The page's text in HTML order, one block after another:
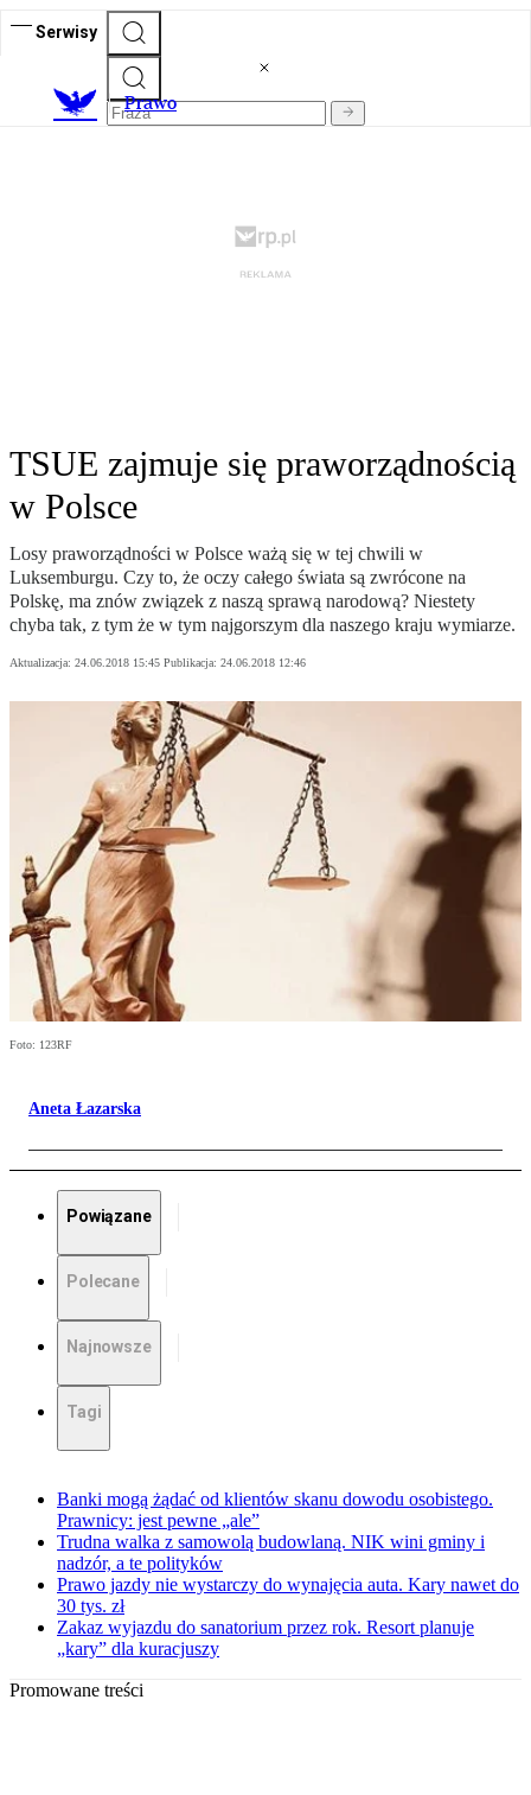
Serwisy
Prawo
TSUE zajmuje się praworządnością
w Polsce
Losy praworządności w Polsce ważą się w tej chwili w
Luksemburgu. Czy to, że oczy całego świata są zwrócone na
Polskę, ma znów związek z naszą sprawą narodową? Niestety
chyba tak, z tym że w tym najgorszym dla naszego kraju wymiarze.
Aktualizacja: 24.06.2018 15:45 Publikacja: 24.06.2018 12:46
Foto: 123RF
Aneta Łazarska
Powiązane
Polecane
Najnowsze
Tagi
Banki mogą żądać od klientów skanu dowodu osobistego.
Prawnicy: jest pewne „ale”
Trudna walka z samowolą budowlaną. NIK wini gminy i
nadzór, a te polityków
Prawo jazdy nie wystarczy do wynajęcia auta. Kary nawet do
30 tys. zł
Zakaz wyjazdu do sanatorium przez rok. Resort planuje
„kary” dla kuracjuszy
Promowane treści